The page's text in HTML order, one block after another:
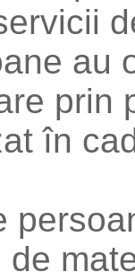
au
prin
în
de